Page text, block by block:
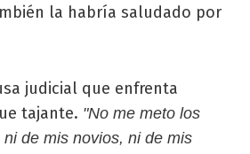
la habría saludado por
judicial que enfrenta
tajante. "No me meto los
de mis novios, ni de mis